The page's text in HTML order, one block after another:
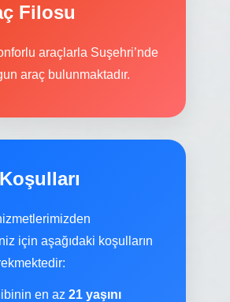
Filosu
araçlarla Suşehri’nde
araç bulunmaktadır.
için aşağıdaki koşulların
en az 21 yaşını